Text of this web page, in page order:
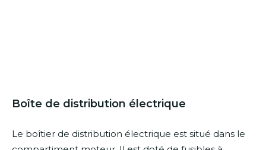
Boîte de distribution électrique
Le boîtier de distribution électrique est situé dans le